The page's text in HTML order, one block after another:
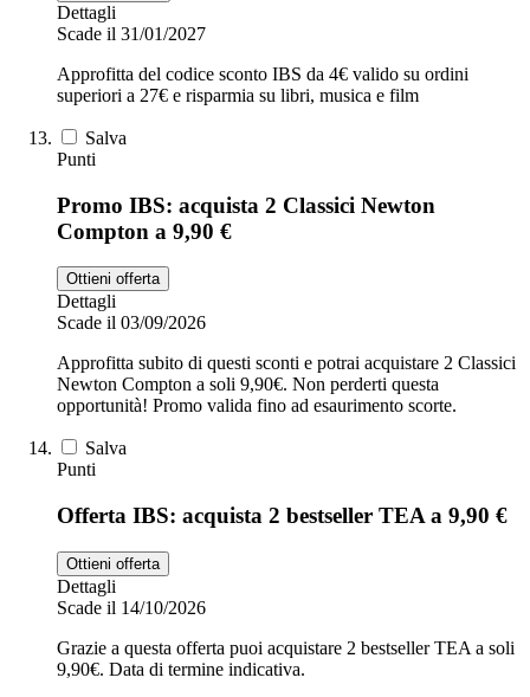
Dettagli
Scade il 31/01/2027
Approfitta del codice sconto IBS da 4€ valido su ordini
superiori a 27€ e risparmia su libri, musica e film
Salva
Punti
Promo IBS: acquista 2 Classici Newton
Compton a 9,90 €
Ottieni offerta
Dettagli
Scade il 03/09/2026
Approfitta subito di questi sconti e potrai acquistare 2 Classici
Newton Compton a soli 9,90€. Non perderti questa
opportunità! Promo valida fino ad esaurimento scorte.
Salva
Punti
Offerta IBS: acquista 2 bestseller TEA a 9,90 €
Ottieni offerta
Dettagli
Scade il 14/10/2026
Grazie a questa offerta puoi acquistare 2 bestseller TEA a soli
9,90€. Data di termine indicativa.